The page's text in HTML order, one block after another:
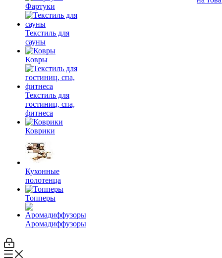
Фартуки
Текстиль для
сауны
Ковры
Текстиль для
гостиниц, спа,
фитнеса
Коврики
Кухонные
полотенца
Топперы
Аромадиффузоры